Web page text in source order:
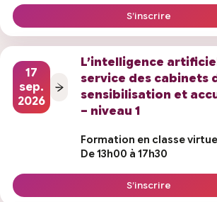
S’inscrire
L’intelligence
service des cabinets
sensibilisation et
– niveau 1
17
sep.
2026
Formation en classe
De 13h00 à 17h30
S’inscrire